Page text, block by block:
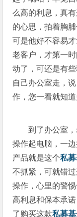
么高的利息，真
的心思，拍着胸
可是他好不容易
老客户，才第一
动了，可还是有
自己办公室走，
作，您一看就知
到了办公室
操作起电脑，一
产品就是这个私
不抓紧，可就错
操作，心里的警
高利息和保本承
了购买这款私募